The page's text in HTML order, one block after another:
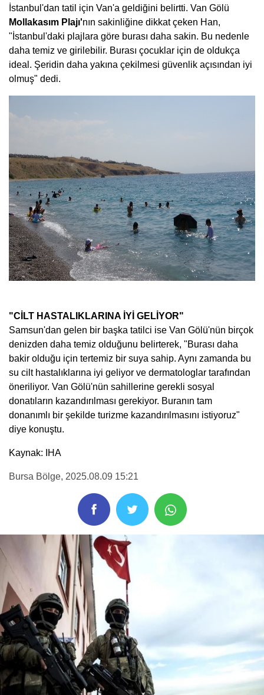
İstanbul'dan tatil için Van'a geldiğini belirtti. Van Gölü
Mollakasım Plajı'nın sakinliğine dikkat çeken Han,
"İstanbul'daki plajlara göre burası daha sakin. Bu nedenle
daha temiz ve girilebilir. Burası çocuklar için de oldukça
ideal. Şeridin daha yakına çekilmesi güvenlik açısından iyi
olmuş" dedi.
"CİLT HASTALIKLARINA İYİ GELİYOR"
Samsun'dan gelen bir başka tatilci ise Van Gölü'nün birçok
denizden daha temiz olduğunu belirterek, "Burası daha
bakir olduğu için tertemiz bir suya sahip. Aynı zamanda bu
su cilt hastalıklarına iyi geliyor ve dermatologlar tarafından
öneriliyor. Van Gölü'nün sahillerine gerekli sosyal
donatıların kazandırılması gerekiyor. Buranın tam
donanımlı bir şekilde turizme kazandırılmasını istiyoruz"
diye konuştu.
Kaynak: IHA
Bursa Bölge, 2025.08.09 15:21